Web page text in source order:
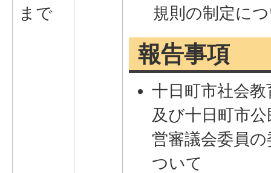
まで
規則の制定に
報告事項
十日町市社会教
及び十日町市
営審議会委員
ついて